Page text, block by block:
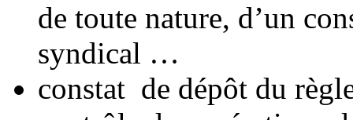
de toute nature, d’un
syndical …
constat de dépôt du